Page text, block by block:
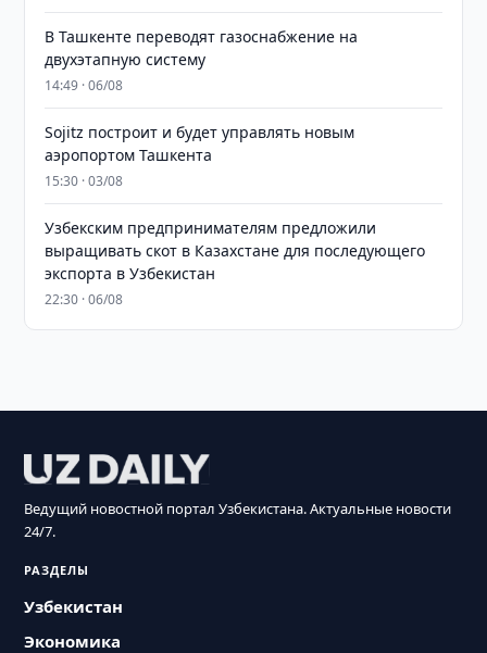
В Ташкенте переводят газоснабжение на
двухэтапную систему
14:49 · 06/08
Sojitz построит и будет управлять новым
аэропортом Ташкента
15:30 · 03/08
Узбекским предпринимателям предложили
выращивать скот в Казахстане для последующего
экспорта в Узбекистан
22:30 · 06/08
Ведущий новостной портал Узбекистана. Актуальные новости
24/7.
РАЗДЕЛЫ
Узбекистан
Экономика